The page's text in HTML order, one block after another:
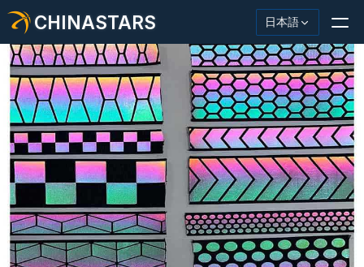
CHINASTARS 日本語
反射材・テープ
ファッション反射生地
安全服
暗闇で光る素材